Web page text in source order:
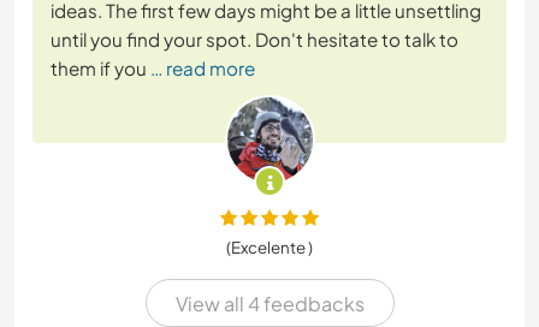
ideas. The first few days might be a little unsettling
until you find your spot. Don't hesitate to talk to
them if you … read more
(Excelente )
View all 4 feedbacks